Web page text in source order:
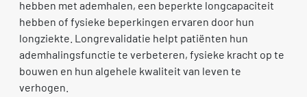
hebben met ademhalen, een beperkte longcapaciteit
hebben of fysieke beperkingen ervaren door hun
longziekte. Longrevalidatie helpt patiënten hun
ademhalingsfunctie te verbeteren, fysieke kracht op te
bouwen en hun algehele kwaliteit van leven te
verhogen.